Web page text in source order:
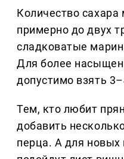
Количество
примерно до двух
сладковатые
Для более
допустимо взять
Тем, кто любит
добавить
перца. А для новых